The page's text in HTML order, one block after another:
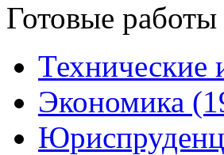
Готовые работы
Технические
Экономика